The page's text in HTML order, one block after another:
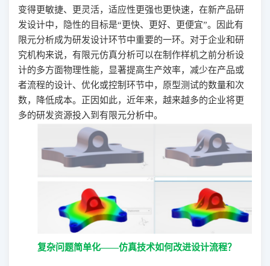
变得更敏捷、更灵活，适应性更强也更快速，在新产品研
发设计中，隐性的目标是“更快、更好、更便宜”。因此有
限元分析成为研发设计环节中重要的一环。对于企业和研
究机构来说，有限元仿真分析可以在制作样机之前分析设
计的多方面物理性能，显著提高生产效率，减少在产品或
者流程的设计、优化或控制环节中，原型测试的数量和次
数，降低成本。正因如此，近年来，越来越多的企业将更
多的研发资源投入到有限元分析中。
复杂问题简单化——仿真技术如何改进设计流程？